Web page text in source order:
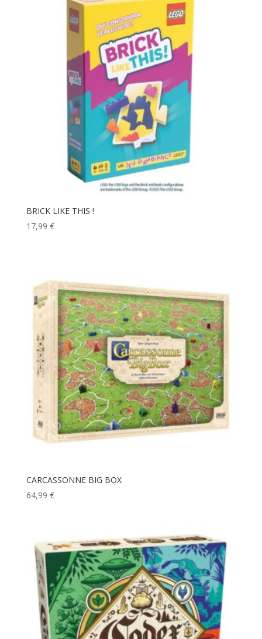
BRICK LIKE THIS !
17,99 €
CARCASSONNE BIG BOX
64,99 €